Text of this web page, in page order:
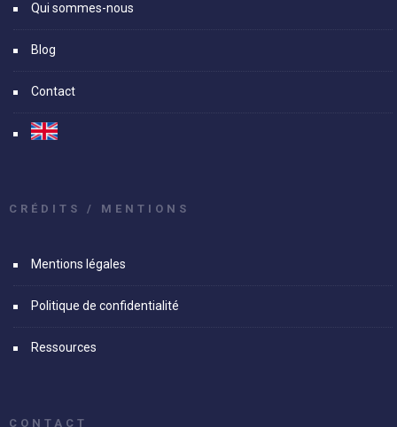
Qui sommes-nous
Blog
Contact
CRÉDITS / MENTIONS
Mentions légales
Politique de confidentialité
Ressources
CONTACT